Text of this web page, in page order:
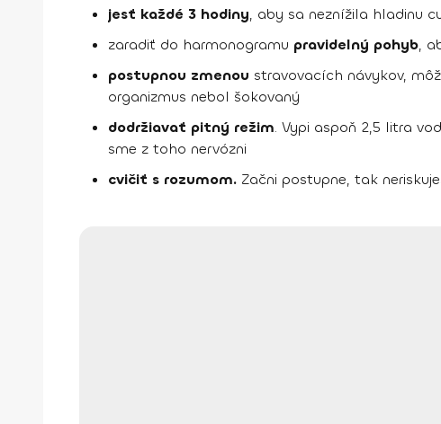
jesť každé 3 hodiny, aby sa neznížila hladinu
zaradiť do harmonogramu pravidelný pohyb,
postupnou zmenou stravovacích návykov,
organizmus nebol šokovaný
dodržiavať pitný režim. Vypi aspoň 2,5 litra
sme z toho nervózni
cvičiť s rozumom. Začni postupne, tak